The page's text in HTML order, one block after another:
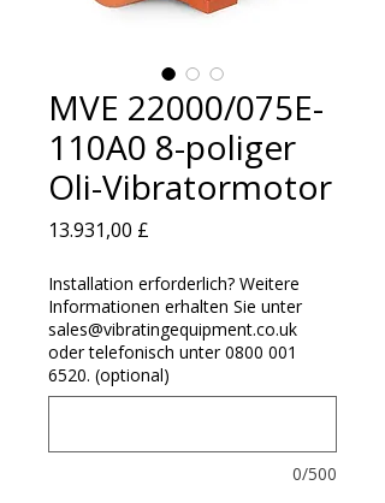
MVE 22000/075E-
110A0 8-poliger
Oli-Vibratormotor
13.931,00 £
Installation erforderlich? Weitere
Informationen erhalten Sie unter
sales@vibratingequipment.co.uk
oder telefonisch unter 0800 001
6520. (optional)
0/500